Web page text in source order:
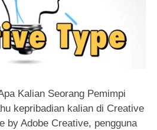
Kalian Seorang Pemimpi
kepribadian kalian di Creative
by Adobe Creative, pengguna